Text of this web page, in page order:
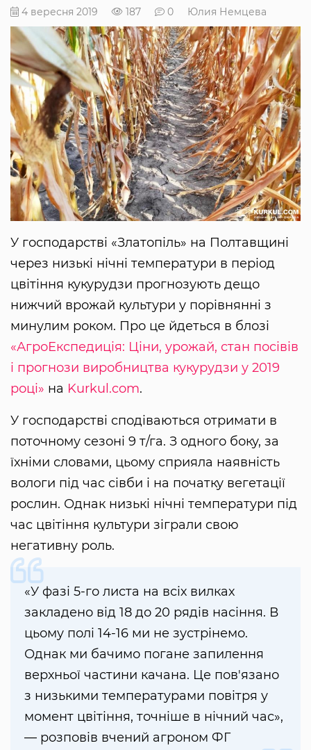
4 вересня 2019 187 0 Юлия Немцева
У господарстві «Златопіль» на Полтавщині
через низькі нічні температури в період
цвітіння кукурудзи прогнозують дещо
нижчий врожай культури у порівнянні з
минулим роком. Про це йдеться в блозі
«АгроЕкспедиція: Ціни, урожай, стан посівів
і прогнози виробництва кукурудзи у 2019
році» на Kurkul.com.
У господарстві сподіваються отримати в
поточному сезоні 9 т/га. З одного боку, за
їхніми словами, цьому сприяла наявність
вологи під час сівби і на початку вегетації
рослин. Однак низькі нічні температури під
час цвітіння культури зіграли свою
негативну роль.
«У фазі 5-го листа на всіх вилках
закладено від 18 до 20 рядів насіння. В
цьому полі 14-16 ми не зустрінемо.
Однак ми бачимо погане запилення
верхньої частини качана. Це пов'язано
з низькими температурами повітря у
момент цвітіння, точніше в нічний час»,
— розповів вчений агроном ФГ